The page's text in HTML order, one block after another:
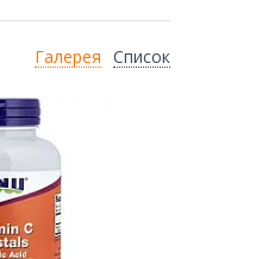
Галерея Список